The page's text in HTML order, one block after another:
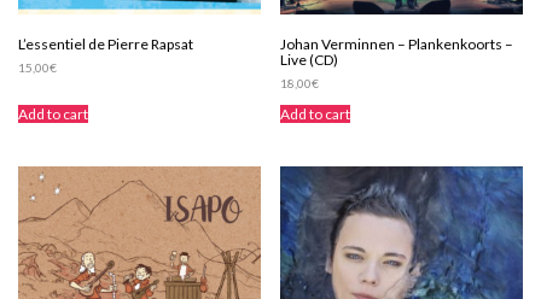
L’essentiel de Pierre Rapsat
15,00€
Add to cart
Johan Verminnen – Plankenkoorts –
Live (CD)
18,00€
Add to cart